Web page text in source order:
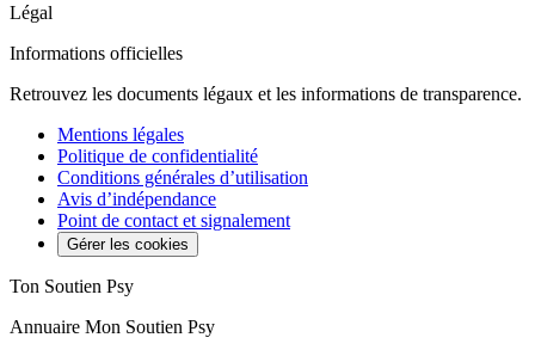
Légal
Informations officielles
Retrouvez les documents légaux et les informations de transparence.
Mentions légales
Politique de confidentialité
Conditions générales d’utilisation
Avis d’indépendance
Point de contact et signalement
Gérer les cookies
Ton Soutien Psy
Annuaire Mon Soutien Psy